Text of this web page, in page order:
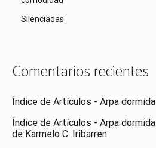
Silenciadas
Comentarios recientes
Índice de Artículos - Arpa dormida
Índice de Artículos - Arpa dormida
de Karmelo C. Iribarren